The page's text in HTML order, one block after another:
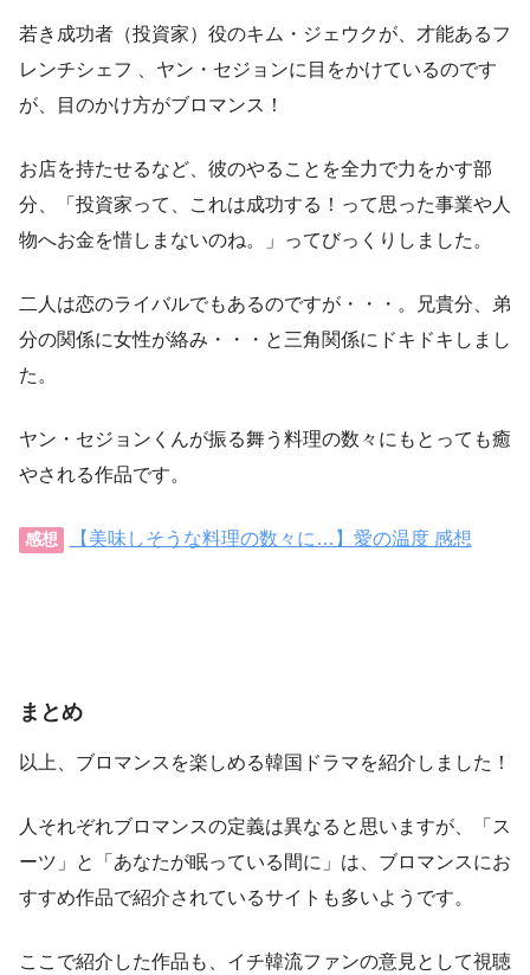
若き成功者（投資家）役のキム・ジェウクが、才能あるフ
レンチシェフ 、ヤン・セジョンに目をかけているのです
が、目のかけ方がブロマンス！
お店を持たせるなど、彼のやることを全力で力をかす部
分、「投資家って、これは成功する！って思った事業や人
物へお金を惜しまないのね。」ってびっくりしました。
二人は恋のライバルでもあるのですが・・・。兄貴分、弟
分の関係に女性が絡み・・・と三角関係にドキドキしまし
た。
ヤン・セジョンくんが振る舞う料理の数々にもとっても癒
やされる作品です。
感想 【美味しそうな料理の数々に…】愛の温度 感想
まとめ
以上、ブロマンスを楽しめる韓国ドラマを紹介しました！
人それぞれブロマンスの定義は異なると思いますが、「ス
ーツ」と「あなたが眠っている間に」は、ブロマンスにお
すすめ作品で紹介されているサイトも多いようです。
ここで紹介した作品も、イチ韓流ファンの意見として視聴